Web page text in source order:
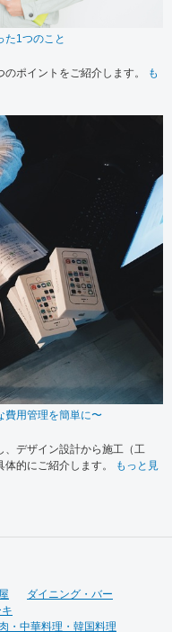
た1つのこと
ポイントをご紹介します。
も
費用管理を簡単に〜
、デザイン設計から施工（工
的にご紹介します。
もっと見
ダイニング・バー
・中華料理・韓国料理